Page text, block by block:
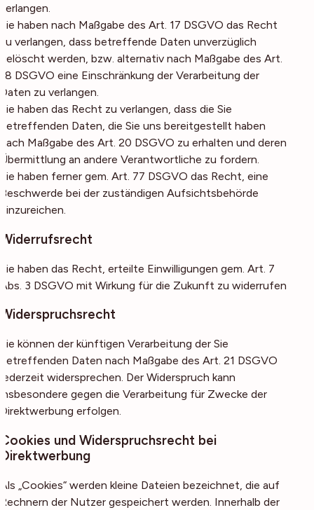
verlangen.
Sie haben nach Maßgabe des Art. 17 DSGVO das Recht
zu verlangen, dass betreffende Daten unverzüglich
gelöscht werden, bzw. alternativ nach Maßgabe des Art.
18 DSGVO eine Einschränkung der Verarbeitung der
Daten zu verlangen.
Sie haben das Recht zu verlangen, dass die Sie
betreffenden Daten, die Sie uns bereitgestellt haben
nach Maßgabe des Art. 20 DSGVO zu erhalten und deren
Übermittlung an andere Verantwortliche zu fordern.
Sie haben ferner gem. Art. 77 DSGVO das Recht, eine
Beschwerde bei der zuständigen Aufsichtsbehörde
einzureichen.
Widerrufsrecht
Sie haben das Recht, erteilte Einwilligungen gem. Art. 7
Abs. 3 DSGVO mit Wirkung für die Zukunft zu widerrufen
Widerspruchsrecht
Sie können der künftigen Verarbeitung der Sie
betreffenden Daten nach Maßgabe des Art. 21 DSGVO
jederzeit widersprechen. Der Widerspruch kann
insbesondere gegen die Verarbeitung für Zwecke der
Direktwerbung erfolgen.
Cookies und Widerspruchsrecht bei
Direktwerbung
Als „Cookies“ werden kleine Dateien bezeichnet, die auf
Rechnern der Nutzer gespeichert werden. Innerhalb der